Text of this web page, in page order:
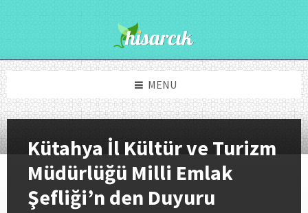
MENU
Kütahya İl Kültür ve Turizm
Müdürlüğü Milli Emlak
Şefliği’n den Duyuru